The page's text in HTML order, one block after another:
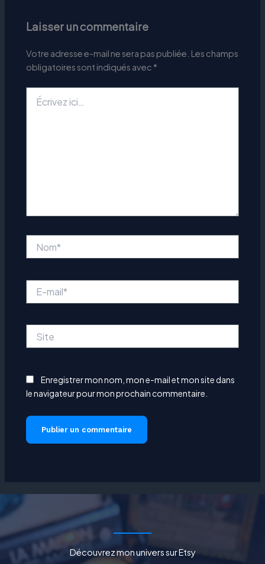
Laisser un commentaire
Votre adresse e-mail ne sera pas publiée. Les champs
obligatoires sont indiqués avec *
ici…
mail*
Enregistrer mon nom, mon e-mail et mon site dans
le navigateur pour mon prochain commentaire.
Découvrez mon univers sur Etsy